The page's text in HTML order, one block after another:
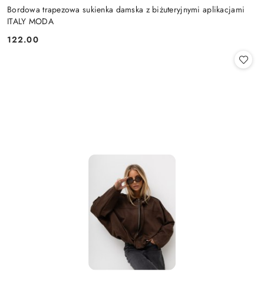
Bordowa trapezowa sukienka damska z biżuteryjnymi aplikacjami
ITALY MODA
Cena:
122.00